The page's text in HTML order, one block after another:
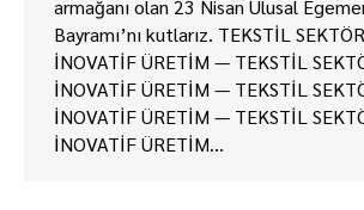
armağanı olan 23 Nisan Ulusal
Bayramı’nı kutlarız. TEKSTİL
İNOVATİF ÜRETİM — TEKSTİL
İNOVATİF ÜRETİM — TEKSTİL
İNOVATİF ÜRETİM — TEKSTİL
İNOVATİF ÜRETİM…